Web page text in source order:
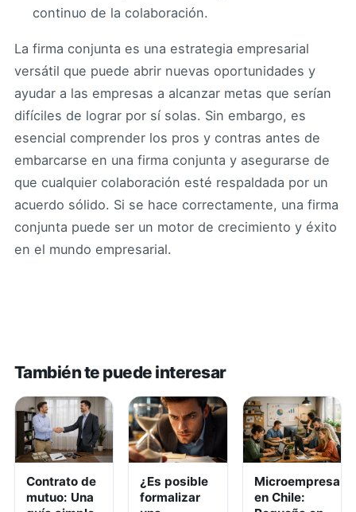
continuo de la colaboración.
La firma conjunta es una estrategia empresarial
versátil que puede abrir nuevas oportunidades y
ayudar a las empresas a alcanzar metas que serían
difíciles de lograr por sí solas. Sin embargo, es
esencial comprender los pros y contras antes de
embarcarse en una firma conjunta y asegurarse de
que cualquier colaboración esté respaldada por un
acuerdo sólido. Si se hace correctamente, una firma
conjunta puede ser un motor de crecimiento y éxito
en el mundo empresarial.
También te puede interesar
Contrato de
mutuo: Una
¿Es posible
formalizar
Microempresa
en Chile: